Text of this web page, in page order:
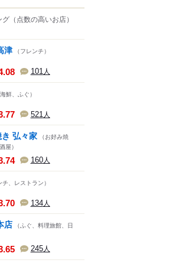
グ （点数の高いお店）
津 （フレンチ）
101人
鮮、ふぐ）
521 人
弘々家
（お好み焼
屋）
160人
チ、レストラン）
134人
店
（ふぐ、料理旅館、日
245人